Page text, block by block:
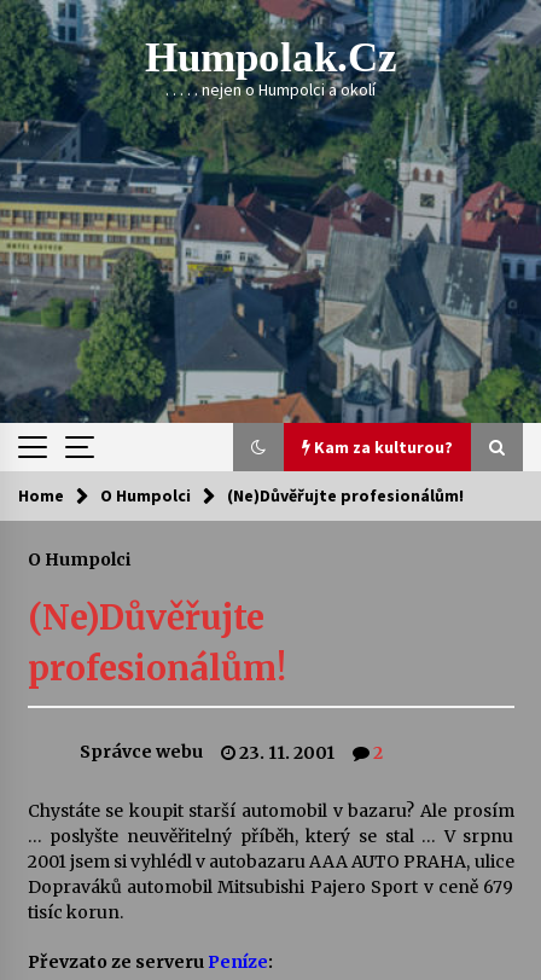
Skip
to
content
Humpolak.cz
. . . . . nejen o Humpolci a okolí
Kam za kulturou?
Kam za kulturou?
10. 8. 2026
Sukuba Ensemble
4. 8. 2026
Vernisáž výstavy Josefíny Duškové: Stávám se
kapkou
30. 7. 2026
Home O Humpolci (Ne)Důvěřujte profesionálům!
O Humpolci
(Ne)Důvěřujte
profesionálům!
Správce webu 23. 11. 2001 2
Chystáte se koupit starší automobil v bazaru? Ale prosím
… poslyšte neuvěřitelný příběh, který se stal … V srpnu
2001 jsem si vyhlédl v autobazaru AAA AUTO PRAHA, ulice
Dopraváků automobil Mitsubishi Pajero Sport v ceně 679
tisíc korun.
Převzato ze serveru Peníze: